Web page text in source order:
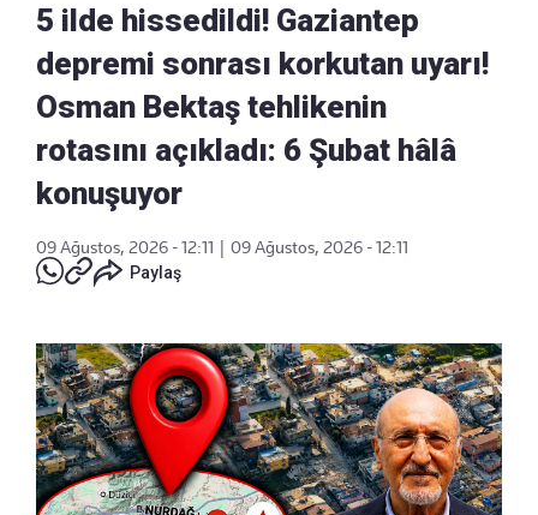
5 ilde hissedildi! Gaziantep
depremi sonrası korkutan uyarı!
Osman Bektaş tehlikenin
rotasını açıkladı: 6 Şubat hâlâ
konuşuyor
09 Ağustos, 2026 - 12:11
09 Ağustos, 2026 - 12:11
Paylaş